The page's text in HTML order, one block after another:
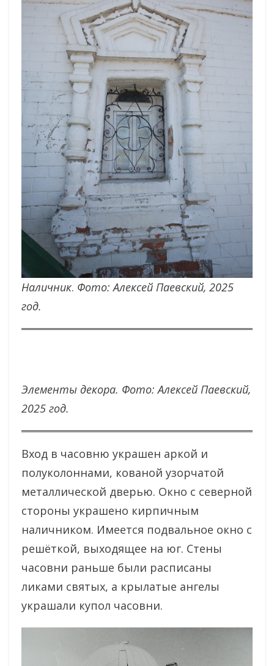
Наличник. Фото: Алексей Паевский, 2025
год.
Элементы декора. Фото: Алексей Паевский,
2025 год.
Вход в часовню украшен аркой и
полуколоннами, кованой узорчатой
металлической дверью. Окно с северной
стороны украшено кирпичным
наличником. Имеется подвальное окно с
решёткой, выходящее на юг. Стены
часовни раньше были расписаны
ликами святых, а крылатые ангелы
украшали купол часовни.